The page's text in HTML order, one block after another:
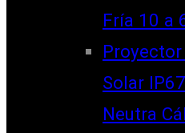
Fría 10 a
Proyector
Solar
Neutra